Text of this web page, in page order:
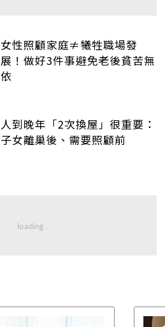
女性照顧家庭≠犧牲職場發
展！做好3件事避免老後貧苦無
依
人到晚年「2次換屋」很重要：
子女離巢後、需要照顧前